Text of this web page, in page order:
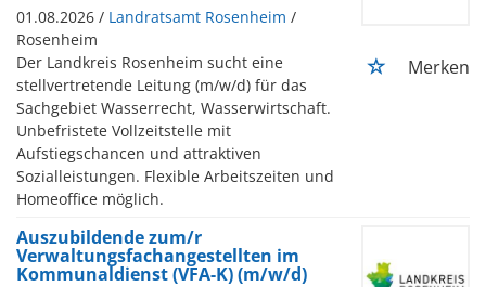
01.08.2026 / Landratsamt Rosenheim /
Rosenheim
Der Landkreis Rosenheim sucht eine
stellvertretende Leitung (m/w/d) für das
Sachgebiet Wasserrecht, Wasserwirtschaft.
Unbefristete Vollzeitstelle mit
Aufstiegschancen und attraktiven
Sozialleistungen. Flexible Arbeitszeiten und
Homeoffice möglich.
Merken
Auszubildende zum/r
Verwaltungsfachangestellten im
Kommunaldienst (VFA-K) (m/w/d)